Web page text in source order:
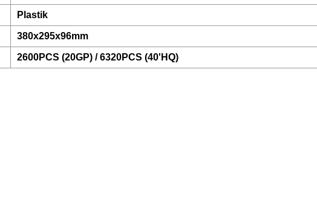
Plastik
380x295x96mm
2600PCS (20GP) / 6320PCS (40'HQ)